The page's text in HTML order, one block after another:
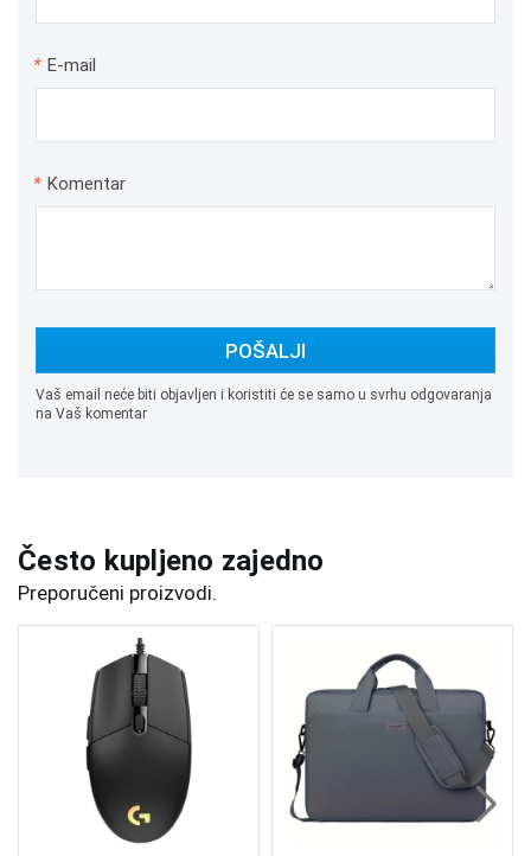
* E-mail
* Komentar
POŠALJI
Vaš email neće biti objavljen i koristiti će se samo u svrhu odgovaranja
na Vaš komentar
Često kupljeno zajedno
Preporučeni proizvodi.